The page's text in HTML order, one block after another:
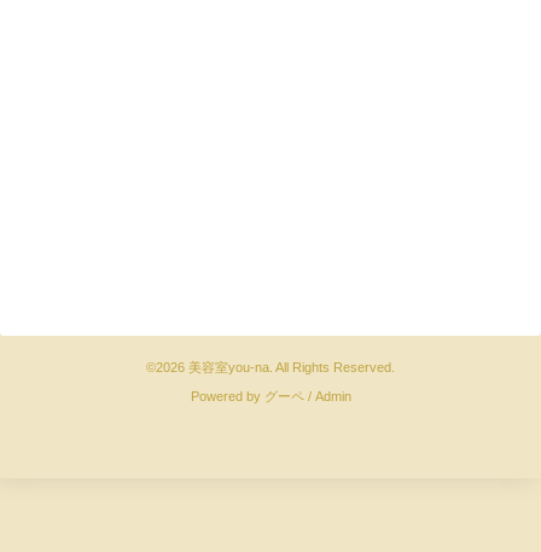
©2026 美容室you-na . All Rights Reserved.
Powered by グーペ/ Admin